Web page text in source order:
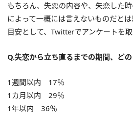
もちろん、失恋の内容や、失恋した
によって一概には言えないものだと
目安として、Twitterでアンケートを
Q.失恋から立ち直るまでの期間、ど
1週間以内 17％
1カ月以内 29％
1年以内 36％